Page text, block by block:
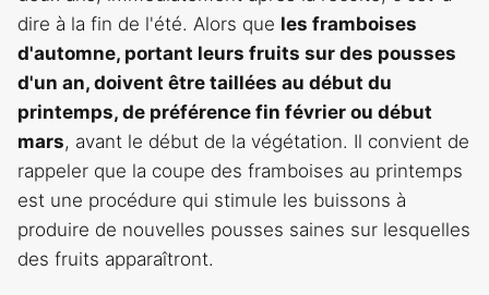
dire à la fin de l'été. Alors que les framboises
d'automne, portant leurs fruits sur des pousses
d'un an, doivent être taillées au début du
printemps, de préférence fin février ou début
mars, avant le début de la végétation. Il convient de
rappeler que la coupe des framboises au printemps
est une procédure qui stimule les buissons à
produire de nouvelles pousses saines sur lesquelles
des fruits apparaîtront.